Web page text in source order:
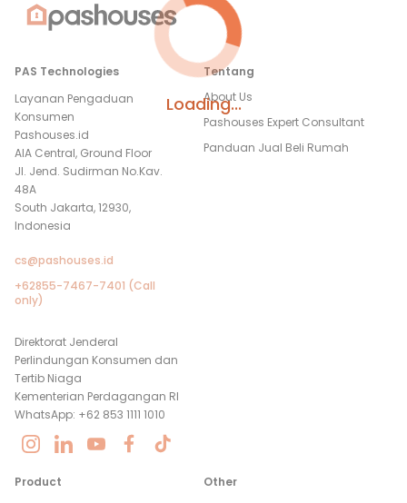
Loading...
PAS Technologies
Layanan Pengaduan
Konsumen
Pashouses.id
AIA Central, Ground Floor
Jl. Jend. Sudirman No.Kav.
48A
South Jakarta, 12930,
Indonesia
cs@pashouses.id
+62855-7467-7401 (Call
only)
Direktorat Jenderal
Perlindungan Konsumen dan
Tertib Niaga
Kementerian Perdagangan RI
WhatsApp: +62 853 1111 1010
Tentang
About Us
Pashouses Expert Consultant
Panduan Jual Beli Rumah
Product
Other